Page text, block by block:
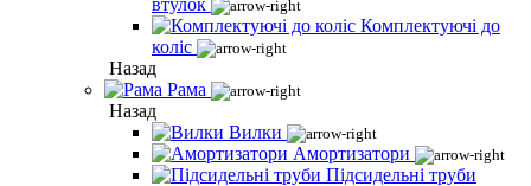
втулок
Комплектуючі до
коліс
Назад
Рама
Назад
Вилки
Амортизатори
Підсидельні труби